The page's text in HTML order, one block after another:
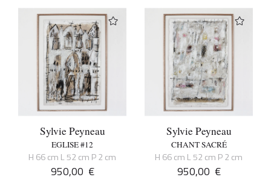
Sylvie Peyneau
EGLISE #12
H 66 cm L 52 cm P 2 cm
950,00 €
Sylvie Peyneau
CHANT SACRÉ
H 66 cm L 52 cm P 2 cm
950,00 €